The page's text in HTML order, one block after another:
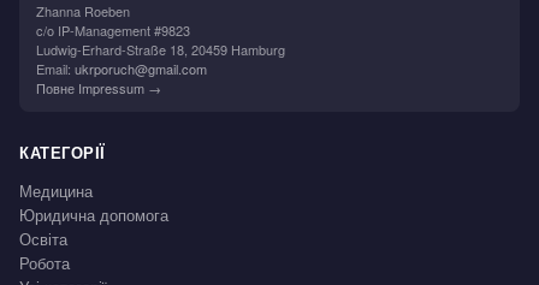
Zhanna Roeben
c/o IP-Management #9823
Ludwig-Erhard-Straße 18, 20459 Hamburg
Email: ukrporuch@gmail.com
Повне Impressum →
КАТЕГОРІЇ
Медицина
Юридична допомога
Освіта
Робота